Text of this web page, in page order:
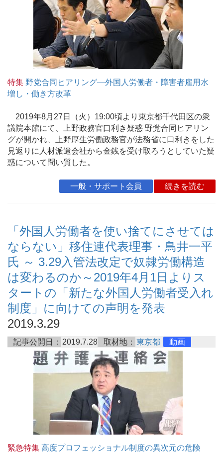
特集 野党合同ヒアリング―外国人労働者・障害者雇用水
増し・働き方改革
2019年8月27日（火）19:00頃より東京都千代田区の衆
議院本館にて、上野政務官口利き疑惑 野党合同ヒアリン
グが開かれ、上野厚生労働政務官が法務省に口利きをした
見返りに人材派遣会社から金銭を受け取ろうとしていた疑
惑について問い質した。
一般・サポート会員 続きを読む
「外国人労働者を使い捨てにさせては
ならない」移住連代表理事・鳥井一平
氏 ～ 3.29入管法改定で奴隷労働構造
は変わるのか～2019年4月1日よりス
タートの「新たな外国人労働者受入れ
制度」に向けての声明を発表
2019.3.29
記事公開日： 2019.7.28 取材地： 東京都 動画
緊急特集 高度プロフェッショナル制度の異次元の危険